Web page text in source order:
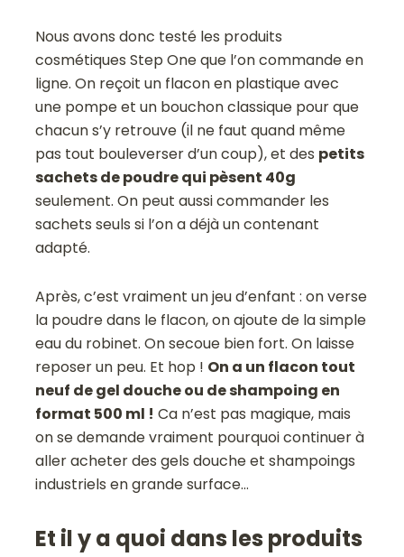
Nous avons donc testé les produits
cosmétiques Step One que l’on commande en
ligne. On reçoit un flacon en plastique avec
une pompe et un bouchon classique pour que
chacun s’y retrouve (il ne faut quand même
pas tout bouleverser d’un coup), et des petits
sachets de poudre qui pèsent 40g
seulement. On peut aussi commander les
sachets seuls si l’on a déjà un contenant
adapté.
Après, c’est vraiment un jeu d’enfant : on verse
la poudre dans le flacon, on ajoute de la simple
eau du robinet. On secoue bien fort. On laisse
reposer un peu. Et hop ! On a un flacon tout
neuf de gel douche ou de shampoing en
format 500 ml ! Ca n’est pas magique, mais
on se demande vraiment pourquoi continuer à
aller acheter des gels douche et shampoings
industriels en grande surface…
Et il y a quoi dans les produits